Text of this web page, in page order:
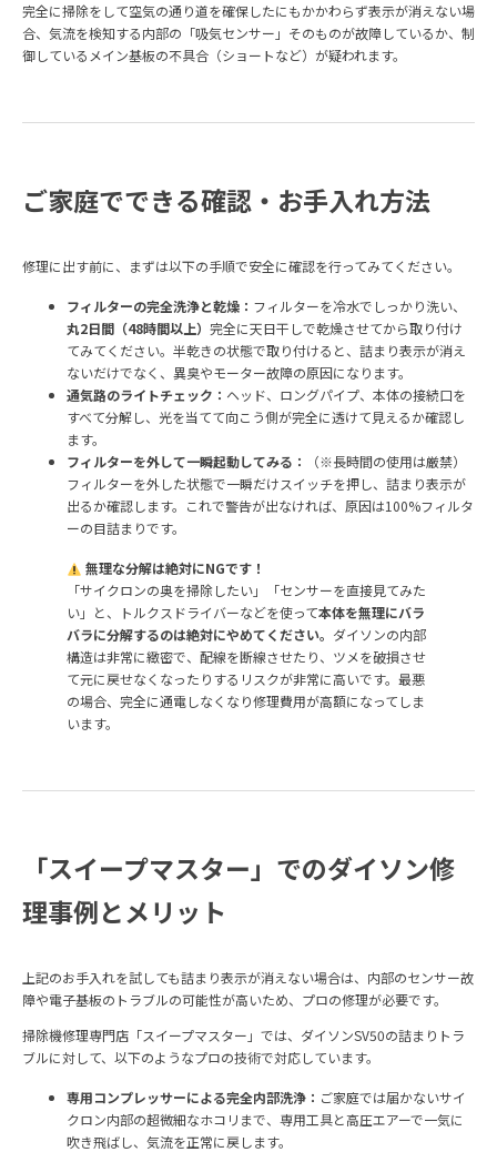
完全に掃除をして空気の通り道を確保したにもかかわらず表示が消えない場
合、気流を検知する内部の「吸気センサー」そのものが故障しているか、制
御しているメイン基板の不具合（ショートなど）が疑われます。
ご家庭でできる確認・お手入れ方法
修理に出す前に、まずは以下の手順で安全に確認を行ってみてください。
フィルターの完全洗浄と乾燥： フィルターを冷水でしっかり洗い、
丸2日間（48時間以上） 完全に天日干しで乾燥させてから取り付け
てみてください。半乾きの状態で取り付けると、詰まり表示が消え
ないだけでなく、異臭やモーター故障の原因になります。
通気路のライトチェック： ヘッド、ロングパイプ、本体の接続口を
すべて分解し、光を当てて向こう側が完全に透けて見えるか確認し
ます。
フィルターを外して一瞬起動してみる：
（※長時間の使用は厳禁）
フィルターを外した状態で一瞬だけスイッチを押し、詰まり表示が
出るか確認します。これで警告が出なければ、原因は100%フィルタ
ーの目詰まりです。
無理な分解は絶対にNGです！
「サイクロンの奥を掃除したい」「センサーを直接見てみた
い」と、トルクスドライバーなどを使って本体を無理にバラ
バラに分解するのは絶対にやめてください。 ダイソンの内部
構造は非常に緻密で、配線を断線させたり、ツメを破損させ
て元に戻せなくなったりするリスクが非常に高いです。最悪
の場合、完全に通電しなくなり修理費用が高額になってしま
います。
「スイープマスター」でのダイソン修
理事例とメリット
上記のお手入れを試しても詰まり表示が消えない場合は、内部のセンサー故
障や電子基板のトラブルの可能性が高いため、プロの修理が必要です。
掃除機修理専門店「スイープマスター」では、ダイソンSV50の詰まりトラ
ブルに対して、以下のようなプロの技術で対応しています。
専用コンプレッサーによる完全内部洗浄： ご家庭では届かないサイ
クロン内部の超微細なホコリまで、専用工具と高圧エアーで一気に
吹き飛ばし、気流を正常に戻します。